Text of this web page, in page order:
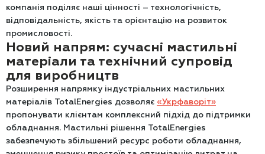
компанія поділяє наші цінності – технологічність,
відповідальність, якість та орієнтацію на розвиток
промисловості.
Новий напрям: сучасні мастильні
матеріали та технічний супровід
для виробництв
Розширення напрямку індустріальних мастильних
матеріалів TotalEnergies дозволяє «Укрфаворіт»
пропонувати клієнтам комплексний підхід до підтримки
обладнання. Мастильні рішення TotalEnergies
забезпечують збільшений ресурс роботи обладнання,